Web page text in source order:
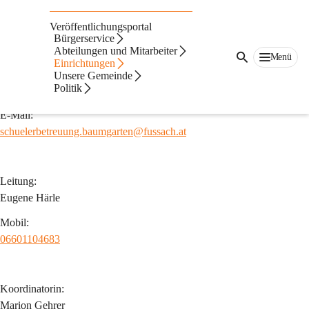
Veröffentlichungsportal
Bürgerservice
Abteilungen und Mitarbeiter
Einrichtungen
Unsere Gemeinde
Politik
Menü
Schülerbetreuung
Baumgarten 5
6972 Fussach
E-Mail:
schuelerbetreuung.baumgarten@fussach.at
Leitung:
Eugene Härle
Mobil:
06601104683
Koordinatorin:
Marion Gehrer